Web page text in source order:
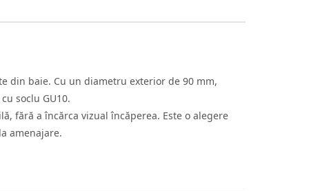
din baie. Cu un diametru exterior de 90 mm,
soclu GU10.
fără a încărca vizual încăperea. Este o alegere
amenajare.